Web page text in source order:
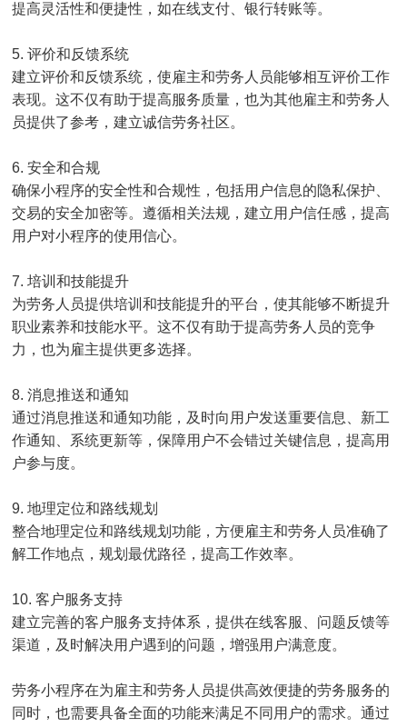
提高灵活性和便捷性，如在线支付、银行转账等。
5. 评价和反馈系统
建立评价和反馈系统，使雇主和劳务人员能够相互评价工作
表现。这不仅有助于提高服务质量，也为其他雇主和劳务人
员提供了参考，建立诚信劳务社区。
6. 安全和合规
确保小程序的安全性和合规性，包括用户信息的隐私保护、
交易的安全加密等。遵循相关法规，建立用户信任感，提高
用户对小程序的使用信心。
7. 培训和技能提升
为劳务人员提供培训和技能提升的平台，使其能够不断提升
职业素养和技能水平。这不仅有助于提高劳务人员的竞争
力，也为雇主提供更多选择。
8. 消息推送和通知
通过消息推送和通知功能，及时向用户发送重要信息、新工
作通知、系统更新等，保障用户不会错过关键信息，提高用
户参与度。
9. 地理定位和路线规划
整合地理定位和路线规划功能，方便雇主和劳务人员准确了
解工作地点，规划最优路径，提高工作效率。
10. 客户服务支持
建立完善的客户服务支持体系，提供在线客服、问题反馈等
渠道，及时解决用户遇到的问题，增强用户满意度。
劳务小程序在为雇主和劳务人员提供高效便捷的劳务服务的
同时，也需要具备全面的功能来满足不同用户的需求。通过